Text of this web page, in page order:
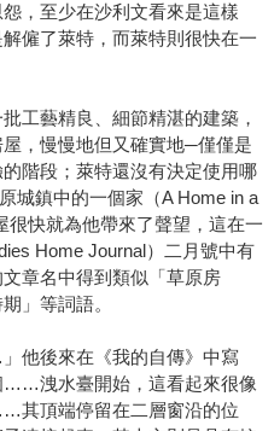
，至少在沙利文看來是這樣
僱了萊特，而萊特則很快在一
工藝精良、細節精湛的建築，
，慢慢地但又確實地─僅僅是
階段；萊特還沒有決定使用哪
城鎮中的一個家（A Home in a
很快就為他帶來了聲望，這在一
Home Journal）二月號中有
章名中得到類似「草原房
」等詞語。
他後來在《我的自傳》中寫
……洩水臺開始，這看起來很像
其頂端停留在二層窗沿的位